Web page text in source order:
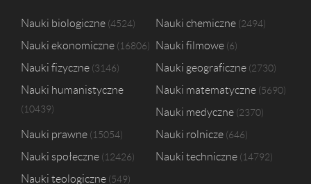
Nauki biologiczne 4524 Nauki chemiczne 2494
Nauki ekonomiczne 16806 Nauki filmowe 6
Nauki fizyczne 3146 Nauki geograficzne 2730
Nauki humanistyczne
10439
Nauki matematyczne 5690
Nauki medyczne 2370
Nauki prawne 15054 Nauki rolnicze 646
Nauki społeczne 12426 Nauki techniczne 14792
Nauki teologiczne 549